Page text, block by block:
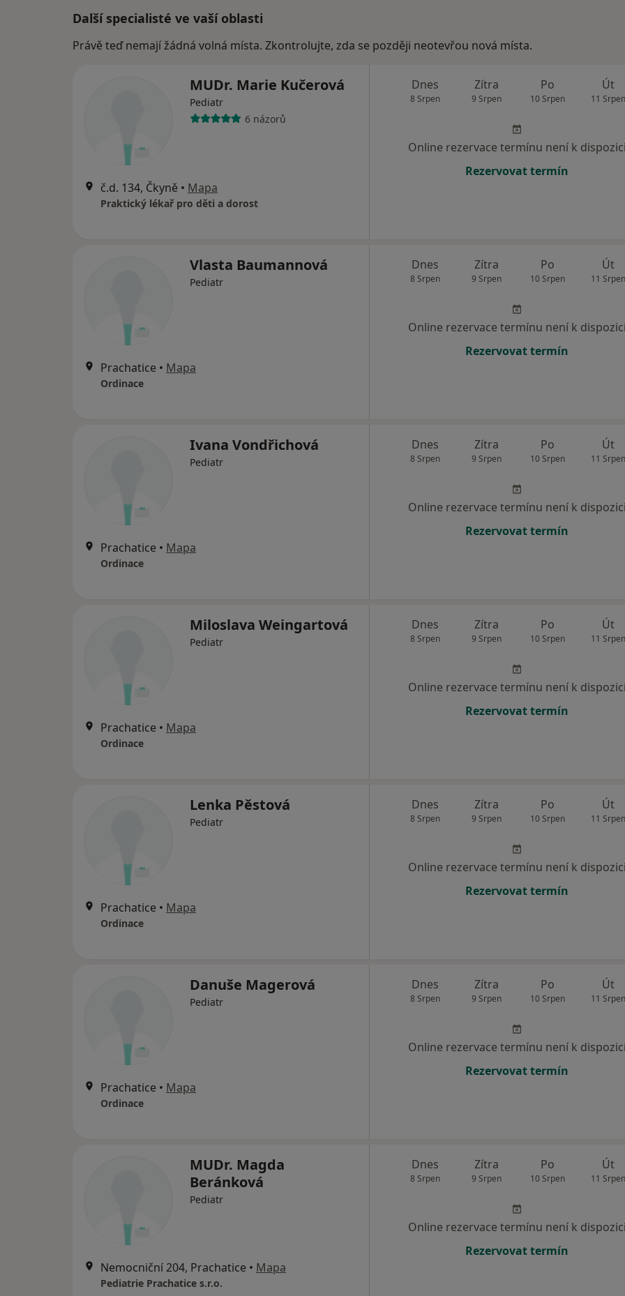
Další specialisté ve vaší oblasti
Právě teď nemají žádná volná místa. Zkontrolujte, zda se později neotevřou nová místa.
MUDr. Marie Kučerová
Pediatr
6 názorů
č.d. 134, Čkyně • Mapa
Praktický lékař pro děti a dorost
Dnes
8 Srpen
Zítra
9 Srpen
Po
10 Srpen
Út
11 Srpen
Online rezervace termínu není k dispozici
Rezervovat termín
Vlasta Baumannová
Pediatr
Prachatice • Mapa
Ordinace
Dnes
8 Srpen
Zítra
9 Srpen
Po
10 Srpen
Út
11 Srpen
Online rezervace termínu není k dispozici
Rezervovat termín
Ivana Vondřichová
Pediatr
Prachatice • Mapa
Ordinace
Dnes
8 Srpen
Zítra
9 Srpen
Po
10 Srpen
Út
11 Srpen
Online rezervace termínu není k dispozici
Rezervovat termín
Miloslava Weingartová
Pediatr
Prachatice • Mapa
Ordinace
Dnes
8 Srpen
Zítra
9 Srpen
Po
10 Srpen
Út
11 Srpen
Online rezervace termínu není k dispozici
Rezervovat termín
Lenka Pěstová
Pediatr
Prachatice • Mapa
Ordinace
Dnes
8 Srpen
Zítra
9 Srpen
Po
10 Srpen
Út
11 Srpen
Online rezervace termínu není k dispozici
Rezervovat termín
Danuše Magerová
Pediatr
Prachatice • Mapa
Ordinace
Dnes
8 Srpen
Zítra
9 Srpen
Po
10 Srpen
Út
11 Srpen
Online rezervace termínu není k dispozici
Rezervovat termín
MUDr. Magda
Beránková
Pediatr
Nemocniční 204, Prachatice • Mapa
Pediatrie Prachatice s.r.o.
Dnes
8 Srpen
Zítra
9 Srpen
Po
10 Srpen
Út
11 Srpen
Online rezervace termínu není k dispozici
Rezervovat termín